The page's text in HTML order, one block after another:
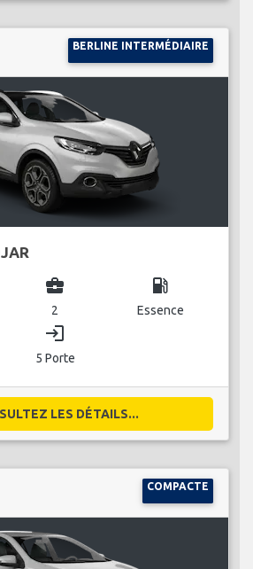
BERLINE INTERMÉDIAIRE
business_center
2
local_gas_station
Essence
login
5 Porte
LES DÉTAILS...
COMPACTE